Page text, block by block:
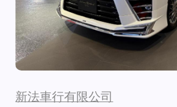
新法車行有限公司